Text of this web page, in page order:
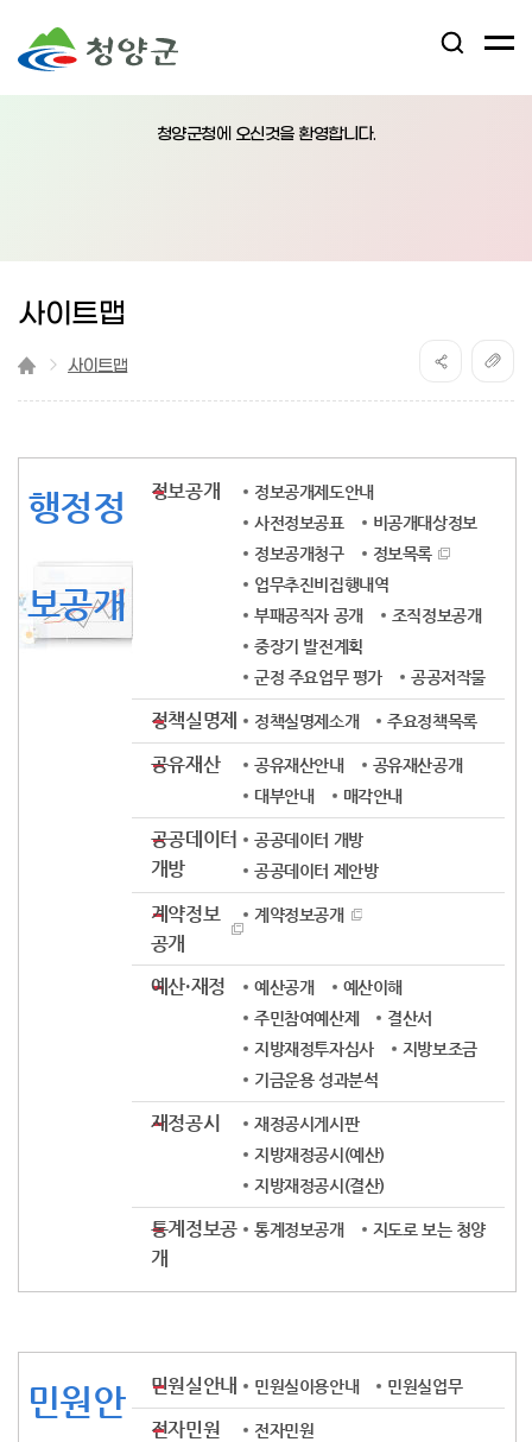
검
어
청양군청에 오신것을 환영합니다.
사이트맵
사이트맵
행정정
보공개
정보공개
정보공개제도안내
사전정보공표
비공개대상정보
정보공개청구
정보목록
업무추진비집행내역
부패공직자 공개
조직정보공개
중장기 발전계획
군정 주요업무 평가
공공저작물
정책실명제 정책실명제소개 주요정책목록
공유재산 공유재산안내
공유재산공개
대부안내
매각안내
공공데이터
개방
공공데이터 개방
공공데이터 제안방
계약정보
공개
계약정보공개
예산·재정 예산공개
예산이해
주민참여예산제
결산서
지방재정투자심사
지방보조금
기금운용 성과분석
재정공시
재정공시게시판
지방재정공시(예산)
지방재정공시(결산)
통계정보공
개
통계정보공개 지도로 보는 청양
민원안 민원실안내 민원실이용안내 민원실업무
전자민원
전자민원